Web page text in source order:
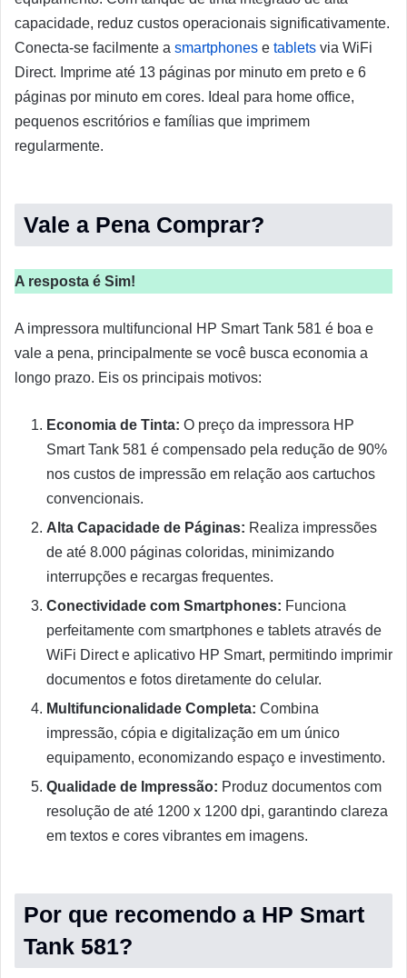
capacidade, reduz custos operacionais significativamente.
Conecta-se facilmente a smartphones e tablets via WiFi
Direct. Imprime até 13 páginas por minuto em preto e 6
páginas por minuto em cores. Ideal para home office,
pequenos escritórios e famílias que imprimem
regularmente.
Vale a Pena Comprar?
A resposta é Sim!
A impressora multifuncional HP Smart Tank 581 é boa e
vale a pena, principalmente se você busca economia a
longo prazo. Eis os principais motivos:
Economia de Tinta: O preço da impressora HP
Smart Tank 581 é compensado pela redução de 90%
nos custos de impressão em relação aos cartuchos
convencionais.
Alta Capacidade de Páginas: Realiza impressões
de até 8.000 páginas coloridas, minimizando
interrupções e recargas frequentes.
Conectividade com Smartphones: Funciona
perfeitamente com smartphones e tablets através de
WiFi Direct e aplicativo HP Smart, permitindo imprimir
documentos e fotos diretamente do celular.
Multifuncionalidade Completa: Combina
impressão, cópia e digitalização em um único
equipamento, economizando espaço e investimento.
Qualidade de Impressão: Produz documentos com
resolução de até 1200 x 1200 dpi, garantindo clareza
em textos e cores vibrantes em imagens.
Por que recomendo a HP Smart
Tank 581?